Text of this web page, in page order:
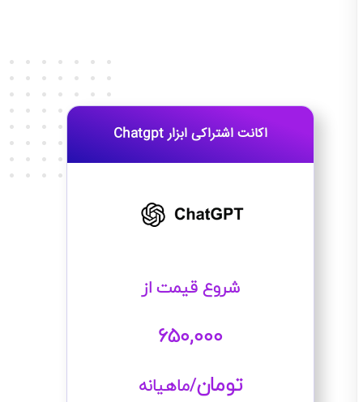
اکانت اشتراکی ابزار Chatgpt
شروع قیمت از
650,000
تومان/ماهیانه